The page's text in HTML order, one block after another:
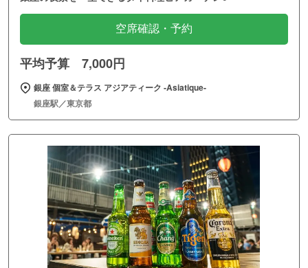
空席確認・予約
平均予算 7,000円
銀座 個室＆テラス アジアティーク ‐Asiatique‐
銀座駅／東京都